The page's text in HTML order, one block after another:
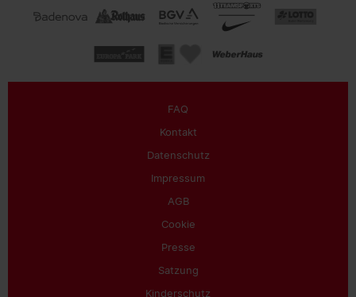
FAQ
Kontakt
Datenschutz
Impressum
AGB
Cookie
Presse
Satzung
Kinderschutz